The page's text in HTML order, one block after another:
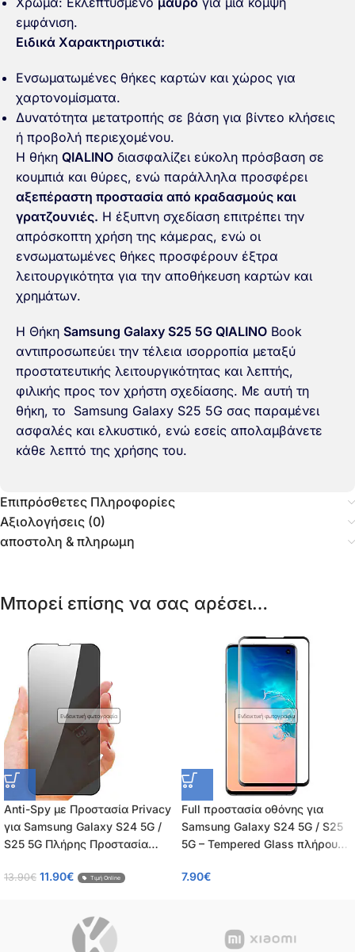
εμφάνιση.
Ειδικά Χαρακτηριστικά:
Ενσωματωμένες θήκες καρτών και χώρος για
χαρτονομίσματα.
Δυνατότητα μετατροπής σε βάση για βίντεο κλήσεις
ή προβολή περιεχομένου.
Η θήκη QIALINO διασφαλίζει εύκολη πρόσβαση σε
κουμπιά και θύρες, ενώ παράλληλα προσφέρει
αξεπέραστη προστασία από κραδασμούς και
γρατζουνιές. Η έξυπνη σχεδίαση επιτρέπει την
απρόσκοπτη χρήση της κάμερας, ενώ οι
ενσωματωμένες θήκες προσφέρουν έξτρα
λειτουργικότητα για την αποθήκευση καρτών και
χρημάτων.
Η Θήκη Samsung Galaxy S25 5G QIALINO Book
αντιπροσωπεύει την τέλεια ισορροπία μεταξύ
προστατευτικής λειτουργικότητας και λεπτής,
φιλικής προς τον χρήστη σχεδίασης. Με αυτή τη
θήκη, το Samsung Galaxy S25 5G σας παραμένει
ασφαλές και ελκυστικό, ενώ εσείς απολαμβάνετε
κάθε λεπτό της χρήσης του.
Επιπρόσθετες Πληροφορίες
Αξιολογήσεις (0)
αποστολη & πληρωμη
Μπορεί επίσης να σας αρέσει…
Ενδεικτική φωτογραφία
Anti-Spy με Προστασία Privacy
για Samsung Galaxy S24 5G /
S25 5G Πλήρης Προστασία
Κάλυψη 100%, OEM, 0.26mm
13.90€ 11.90€ Τιμή Online
Ενδεικτική φωτογραφία
Full προστασία οθόνης για
Samsung Galaxy S24 5G / S25
5G – Tempered Glass πλήρους
7.90€